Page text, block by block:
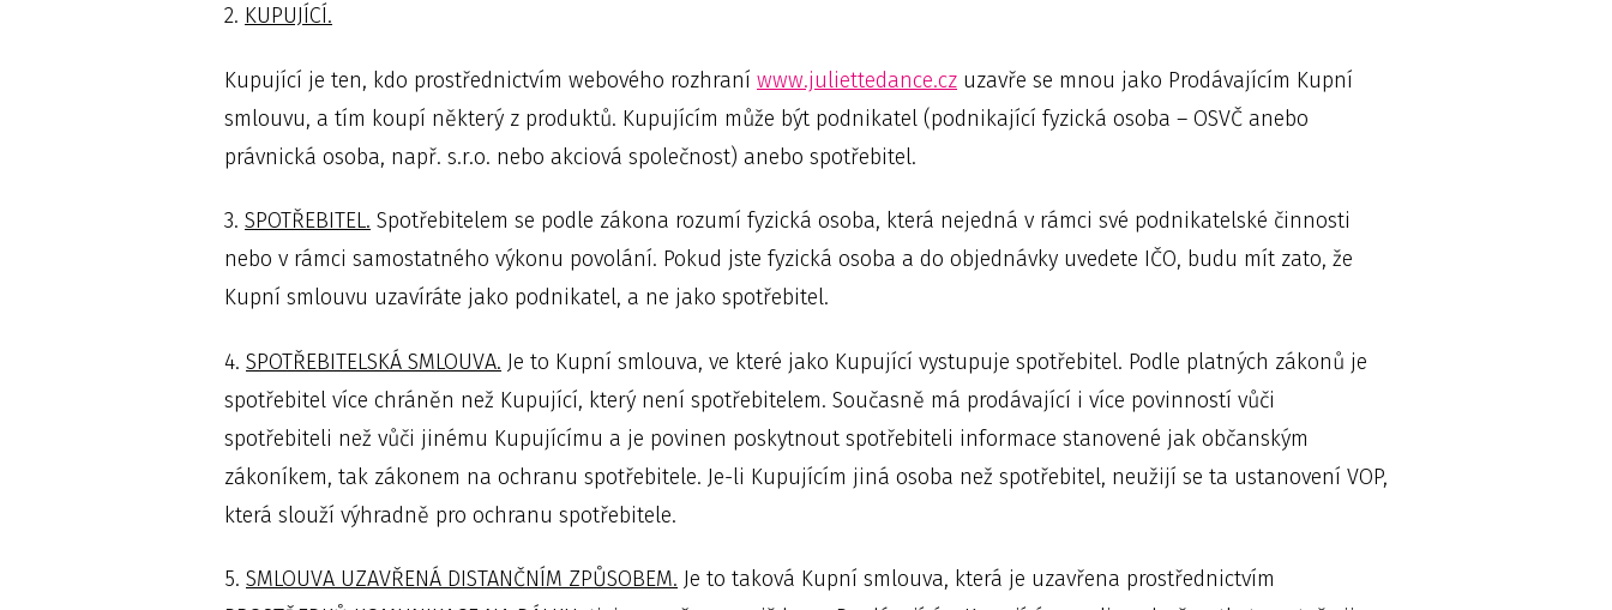
2. KUPUJÍCÍ.
Kupující je ten, kdo prostřednictvím webového rozhraní www.juliettedance.cz uzavře se mnou jako Prodávajícím Kupní
smlouvu, a tím koupí některý z produktů. Kupujícím může být podnikatel (podnikající fyzická osoba – OSVČ anebo
právnická osoba, např. s.r.o. nebo akciová společnost) anebo spotřebitel.
3. SPOTŘEBITEL. Spotřebitelem se podle zákona rozumí fyzická osoba, která nejedná v rámci své podnikatelské činnosti
nebo v rámci samostatného výkonu povolání. Pokud jste fyzická osoba a do objednávky uvedete IČO, budu mít zato, že
Kupní smlouvu uzavíráte jako podnikatel, a ne jako spotřebitel.
4. SPOTŘEBITELSKÁ SMLOUVA. Je to Kupní smlouva, ve které jako Kupující vystupuje spotřebitel. Podle platných zákonů je
spotřebitel více chráněn než Kupující, který není spotřebitelem. Současně má prodávající i více povinností vůči
spotřebiteli než vůči jinému Kupujícímu a je povinen poskytnout spotřebiteli informace stanovené jak občanským
zákoníkem, tak zákonem na ochranu spotřebitele. Je-li Kupujícím jiná osoba než spotřebitel, neužijí se ta ustanovení VOP,
která slouží výhradně pro ochranu spotřebitele.
5. SMLOUVA UZAVŘENÁ DISTANČNÍM ZPŮSOBEM. Je to taková Kupní smlouva, která je uzavřena prostřednictvím